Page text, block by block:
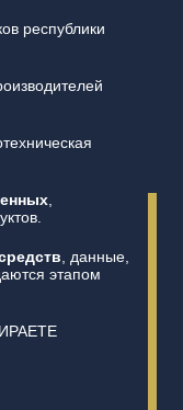
республики
,
, данные,
этапом